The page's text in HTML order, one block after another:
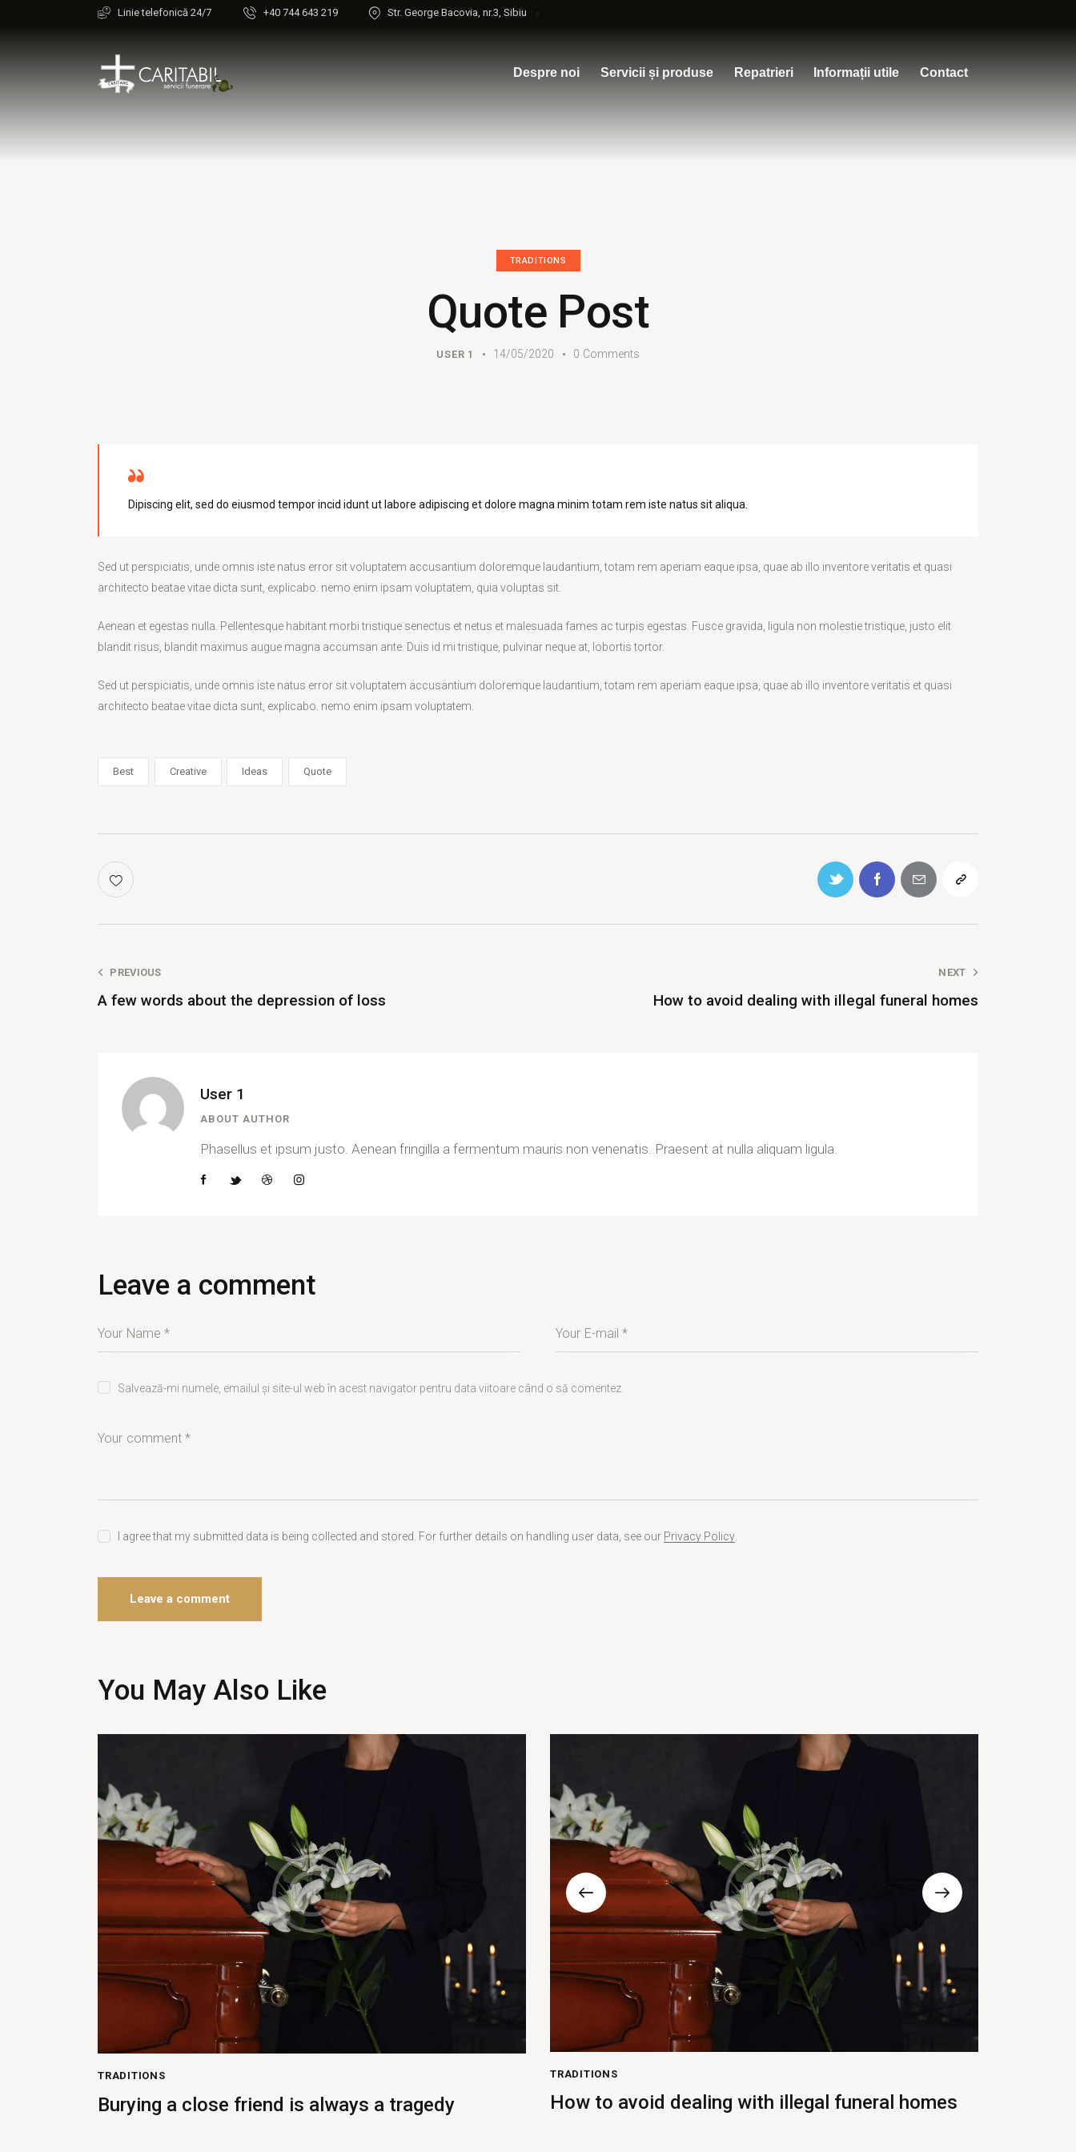
Linie telefonică 24/7 +40 744 643 219 Str. George Bacovia, nr.3, Sibiu
Despre noi Servicii și produse Repatrieri Informații utile Contact
TRADITIONS
Quote Post
USER 1 14/05/2020 0 Comments
Dipiscing elit, sed do eiusmod tempor incid idunt ut labore adipiscing et dolore magna minim totam rem iste natus sit aliqua.
Sed ut perspiciatis, unde omnis iste natus error sit voluptatem accusantium doloremque laudantium, totam rem aperiam eaque ipsa, quae ab illo inventore veritatis et quasi
architecto beatae vitae dicta sunt, explicabo. nemo enim ipsam voluptatem, quia voluptas sit.
Aenean et egestas nulla. Pellentesque habitant morbi tristique senectus et netus et malesuada fames ac turpis egestas. Fusce gravida, ligula non molestie tristique, justo elit
blandit risus, blandit maximus augue magna accumsan ante. Duis id mi tristique, pulvinar neque at, lobortis tortor.
Sed ut perspiciatis, unde omnis iste natus error sit voluptatem accusantium doloremque laudantium, totam rem aperiam eaque ipsa, quae ab illo inventore veritatis et quasi
architecto beatae vitae dicta sunt, explicabo. nemo enim ipsam voluptatem.
Best Creative Ideas Quote
PREVIOUS
A few words about the depression of loss
NEXT
How to avoid dealing with illegal funeral homes
User 1
ABOUT AUTHOR
Phasellus et ipsum justo. Aenean fringilla a fermentum mauris non venenatis. Praesent at nulla aliquam ligula.
Leave a comment
Salvează-mi numele, emailul și site-ul web în acest navigator pentru data viitoare când o să comentez.
I agree that my submitted data is being collected and stored. For further details on handling user data, see our Privacy Policy.
You May Also Like
TRADITIONS
Burying a close friend is always a tragedy
TRADITIONS
How to avoid dealing with illegal funeral homes